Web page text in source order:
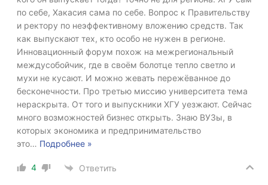
по себе, Хакасия сама по себе. Вопрос к Правительству
и ректору по неэффективному вложению средств. Так
как выпускают тех, кто особо не нужен в регионе.
Инновационный форум похож на межрегиональный
междусобойчик, где в своём болотце тепло светло и
мухи не кусают. И можно жевать пережёванное до
бесконечности. Про третью миссию университета тема
нераскрыта. От того и выпускники ХГУ уезжают. Сейчас
много возможностей бизнес открыть. Знаю ВУЗы, в
которых экономика и предпринимательство
это… Подробнее »
4 Ответить